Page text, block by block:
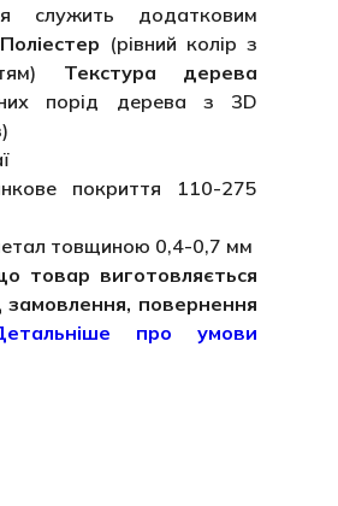
служить додатковим
Поліестер (рівний колір з
Текстура дерева
порід дерева з 3D
покриття 110-275
товщиною 0,4-0,7 мм
товар виготовляється
замовлення, повернення
про умови